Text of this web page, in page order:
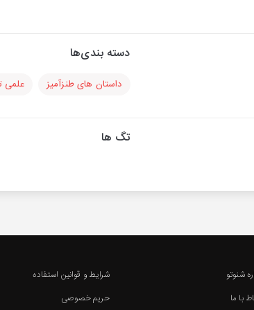
دسته بندی‌ها
داستان های طنزآمیز علمی
تگ ها
شنوتو
با ما
شرایط و قوانین استفاده
حریم خصوصی